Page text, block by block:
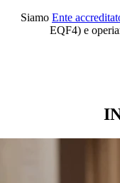
Siamo Ente
EQF4) e